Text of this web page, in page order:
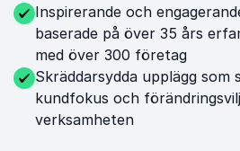
Inspirerande och
baserade på över 35 års
med över 300 företag
Skräddarsydda upplägg som
kundfokus och
verksamheten